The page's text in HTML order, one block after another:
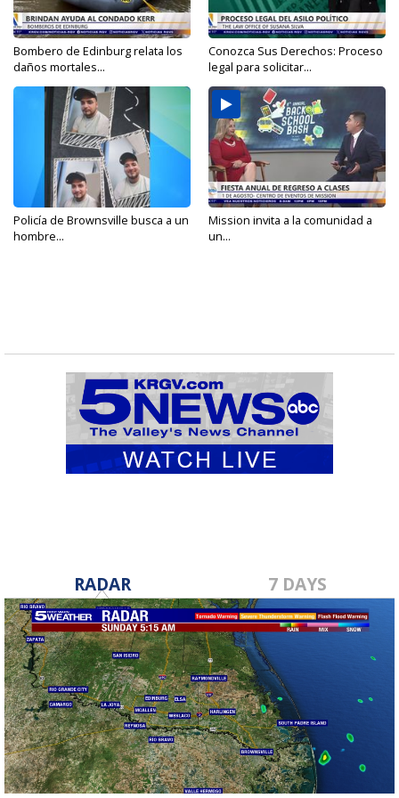
Bombero de Edinburg relata los
daños mortales...
Conozca Sus Derechos: Proceso
legal para solicitar...
Policía de Brownsville busca a un
hombre...
Mission invita a la comunidad a
un...
RADAR 7 DAYS